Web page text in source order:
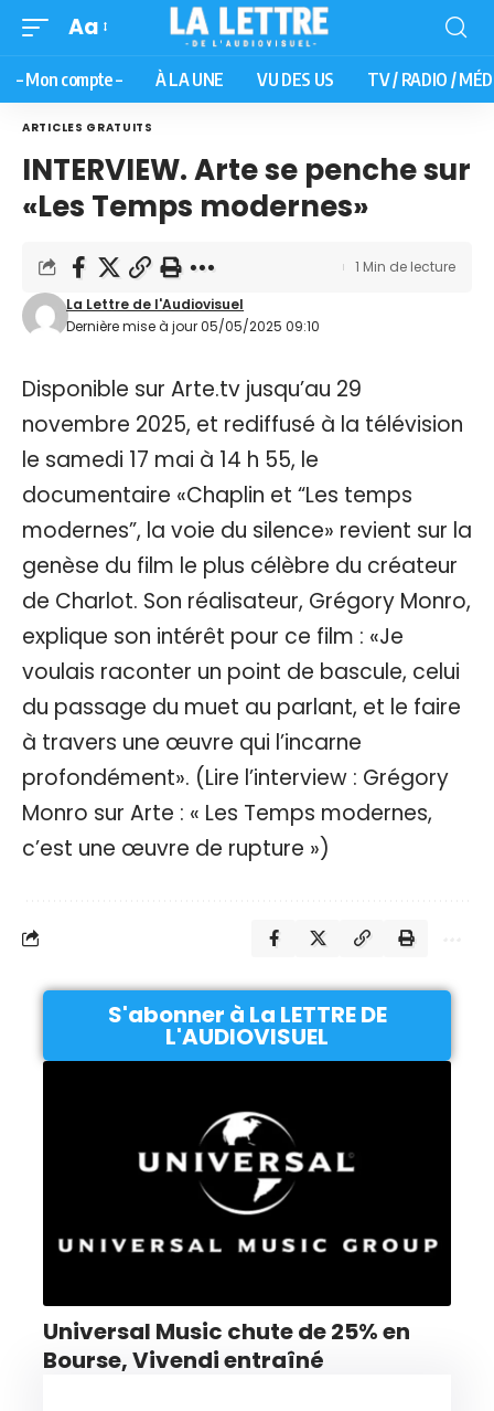
Aa
– Mon compte – À LA UNE VU DES US TV / RADIO /
ARTICLES GRATUITS
INTERVIEW. Arte se penche sur
«Les Temps modernes»
Dernière mise à jour 05/05/2025 09:10
La Lettre de l'Audiovisuel
1 Min de lecture
Disponible sur Arte.tv jusqu’au 29
novembre 2025, et rediffusé à la télévision
le samedi 17 mai à 14 h 55, le
documentaire «Chaplin et “Les temps
modernes”, la voie du silence» revient sur la
genèse du film le plus célèbre du créateur
de Charlot. Son réalisateur, Grégory Monro,
explique son intérêt pour ce film : «Je
voulais raconter un point de bascule, celui
du passage du muet au parlant, et le faire
à travers une œuvre qui l’incarne
profondément». (Lire l’interview : Grégory
Monro sur Arte : « Les Temps modernes,
c’est une œuvre de rupture »)
S'abonner à La LETTRE DE
L'AUDIOVISUEL
Universal Music chute de 25% en
Bourse, Vivendi entraîné